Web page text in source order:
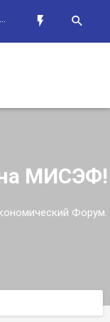
Регистрация
МИСЭФ!
Форум.